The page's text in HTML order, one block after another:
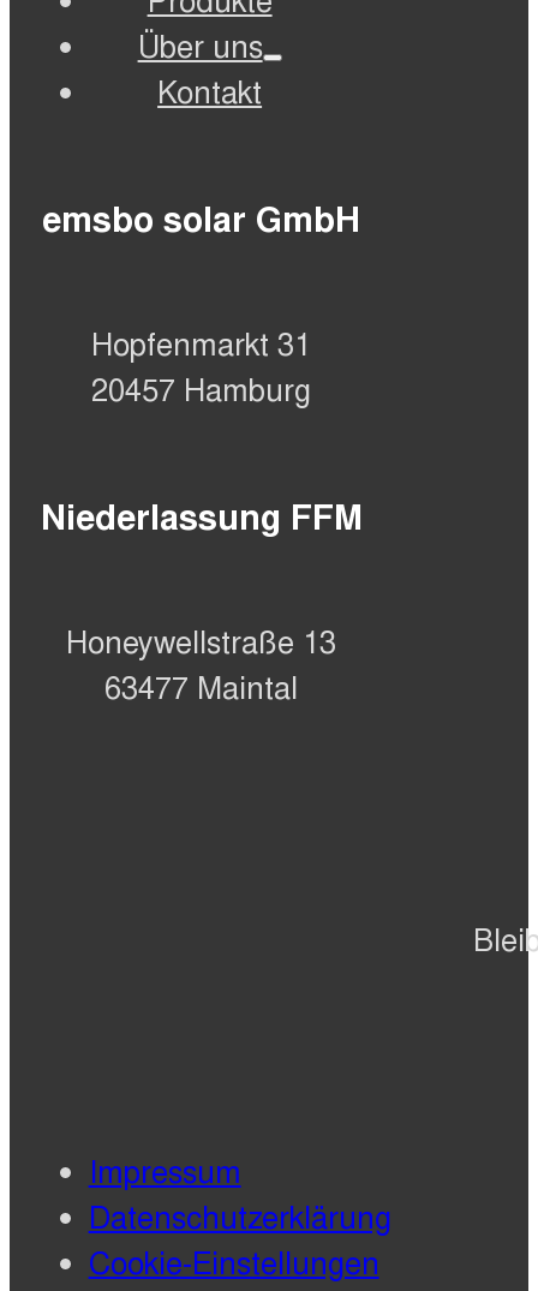
Über uns
Kontakt
emsbo solar GmbH
Hopfenmarkt 31
20457 Hamburg
Niederlassung FFM
Honeywellstraße 13
63477 Maintal
Impressum
Datenschutzerklärung
Cookie-Einstellungen